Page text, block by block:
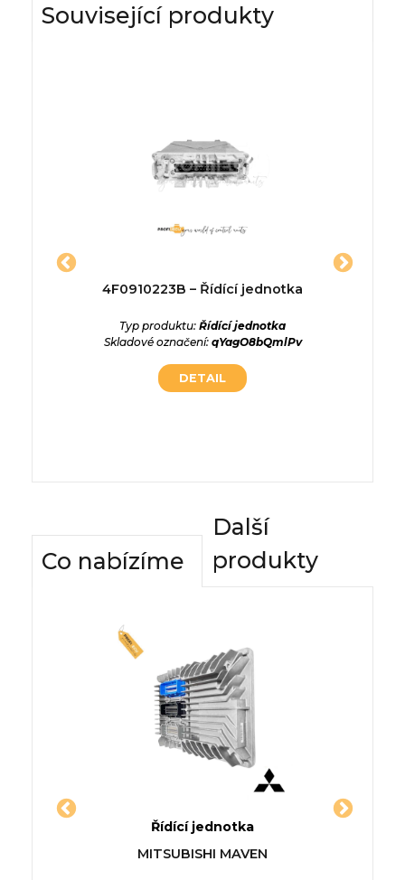
Související produkty
4F0910223B – Řídící jednotka
Typ produktu: Řídící jednotka
Skladové označení: qYagO8bQmlPv
DETAIL
Co nabízíme
Další
produkty
Řídící jednotka
MITSUBISHI MAVEN
Jednotka HONDA BALLADE
VIII limuzína (FD, FA)